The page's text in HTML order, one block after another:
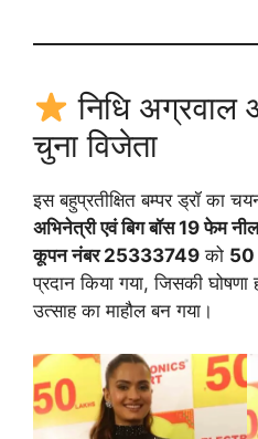
निधि अग्रवाल
चुना विजेता
इस बहुप्रतीक्षित बम्पर ड्रॉ का
अभिनेत्री एवं बिग बॉस 19 फेम
कूपन नंबर 25333749 को 50
प्रदान किया गया, जिसकी
उत्साह का माहौल बन गया।